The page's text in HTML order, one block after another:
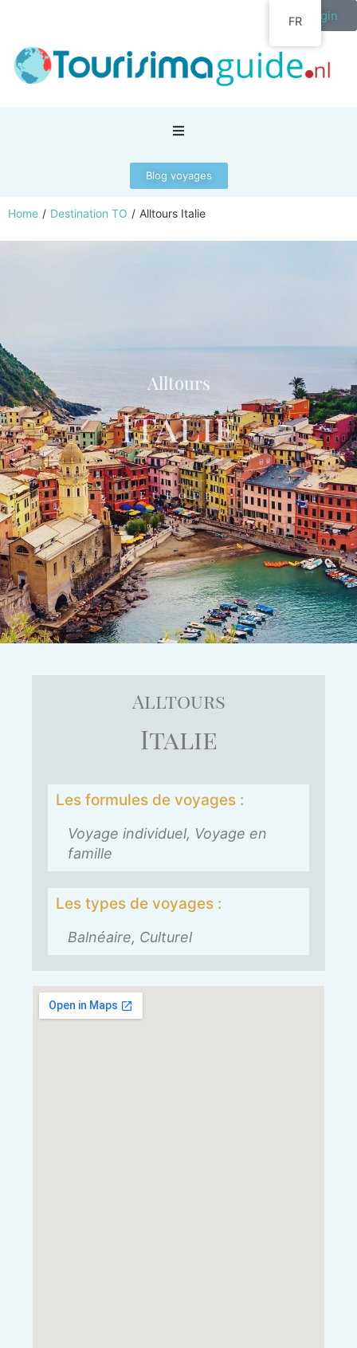
Login
Blog voyages
Home / Destination TO / Alltours Italie
Alltours
Italie
Europe
Alltours
Italie
Les formules de voyages :
Voyage individuel, Voyage en
famille
Les types de voyages :
Balnéaire, Culturel
FR